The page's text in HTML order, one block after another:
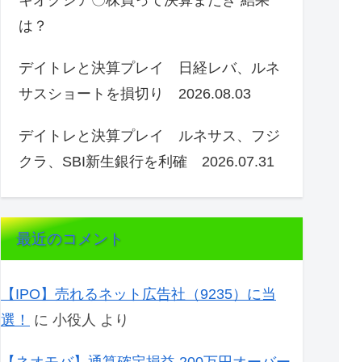
は？
デイトレと決算プレイ 日経レバ、ルネ
サスショートを損切り 2026.08.03
デイトレと決算プレイ ルネサス、フジ
クラ、SBI新生銀行を利確 2026.07.31
最近のコメント
【IPO】売れるネット広告社（9235）に当
選！
に 小役人 より